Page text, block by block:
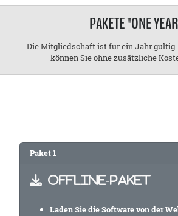
PAKETE "ONE
Die Mitgliedschaft ist für ein Jahr
können Sie ohne zusätzliche
Paket 1
OFFLINE-PAKET
Laden Sie die Software von der